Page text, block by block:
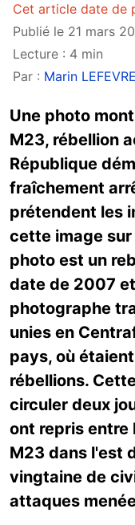
Cet article date de
Publié le 21 mars
Lecture : 4 min
Par : Marin LEFEVRE
Une photo
M23, rébellion
République
fraîchement
prétendent les
cette image sur
photo est un
date de 2007
photographe
unies en
pays, où
rébellions.
circuler deux
ont repris entre
M23 dans l'est
vingtaine de
attaques